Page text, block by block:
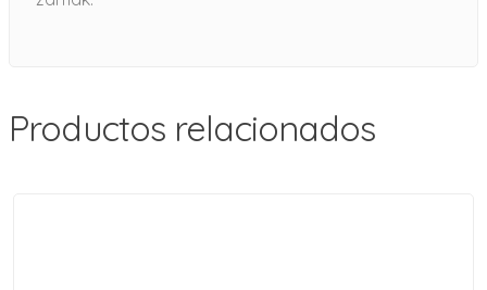
Productos relacionados